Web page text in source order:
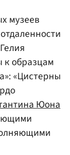
музеев
к образцам
«Цистерны
Юона